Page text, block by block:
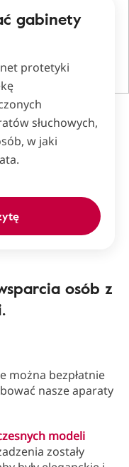
gabinety
protetyki
słuchowych,
w jaki
osób z
można bezpłatnie
nasze aparaty
modeli
zostały